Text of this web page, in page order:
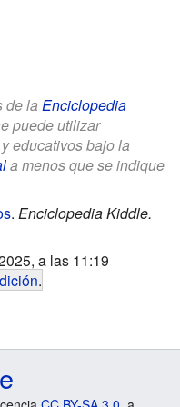
de la Enciclopedia
puede utilizar
educativos bajo la
a menos que se indique
. Enciclopedia Kiddle.
a las 11:19
.